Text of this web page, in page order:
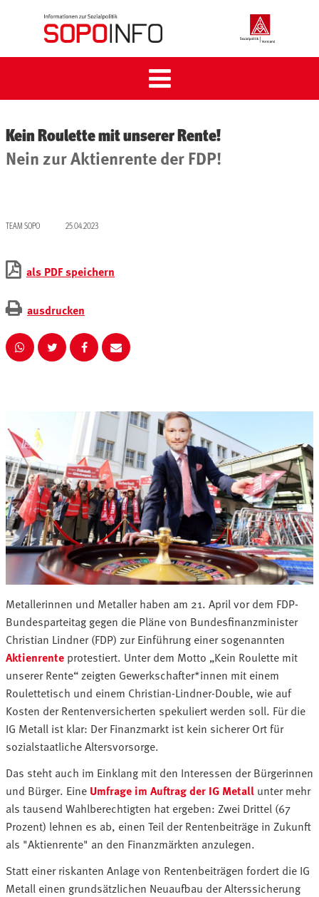
ARBEITSMARKT
KONTAKT
Kein Roulette mit unserer Rente!
Nein zur Aktienrente der FDP!
TEAM SOPO 25.04.2023
als PDF speichern
ausdrucken
Metallerinnen und Metaller haben am 21. April vor dem FDP-
Bundesparteitag gegen die Pläne von Bundesfinanzminister
Christian Lindner (FDP) zur Einführung einer sogenannten
Aktienrente protestiert. Unter dem Motto „Kein Roulette mit
unserer Rente“ zeigten Gewerkschafter*innen mit einem
Roulettetisch und einem Christian-Lindner-Double, wie auf
Kosten der Rentenversicherten spekuliert werden soll. Für die
IG Metall ist klar: Der Finanzmarkt ist kein sicherer Ort für
sozialstaatliche Altersvorsorge.
Das steht auch im Einklang mit den Interessen der Bürgerinnen
und Bürger. Eine Umfrage im Auftrag der IG Metall unter mehr
als tausend Wahlberechtigten hat ergeben: Zwei Drittel (67
Prozent) lehnen es ab, einen Teil der Rentenbeiträge in Zukunft
als "Aktienrente" an den Finanzmärkten anzulegen.
Statt einer riskanten Anlage von Rentenbeiträgen fordert die IG
Metall einen grundsätzlichen Neuaufbau der Alterssicherung